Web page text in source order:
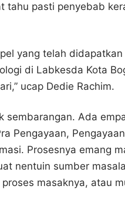
Keracunan Makanan MBG di
tahu pasti penyebab
yang telah
di Labkesda Kota
ucap Dedie Rachim.
sembarangan. Ada
Pengayaan,
Prosesnya emang
nentuin sumber
masaknya, atau
Keracunan Makanan MBG di